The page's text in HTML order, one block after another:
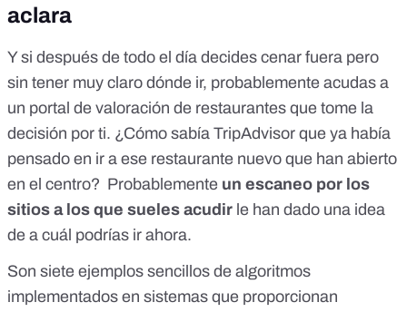
aclara
Y si después de todo el día decides cenar fuera pero
sin tener muy claro dónde ir, probablemente acudas a
un portal de valoración de restaurantes que tome la
decisión por ti. ¿Cómo sabía TripAdvisor que ya había
pensado en ir a ese restaurante nuevo que han abierto
en el centro? Probablemente un escaneo por los
sitios a los que sueles acudir le han dado una idea
de a cuál podrías ir ahora.
Son siete ejemplos sencillos de algoritmos
implementados en sistemas que proporcionan